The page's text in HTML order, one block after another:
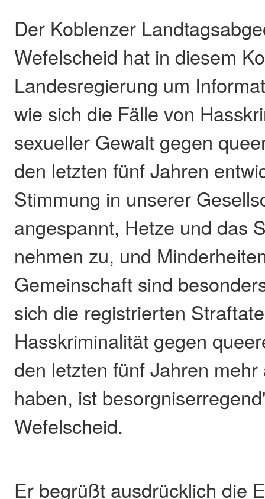
Der Koblenzer
Wefelscheid hat in diesem
Landesregierung um
wie sich die Fälle von
sexueller Gewalt gegen
den letzten fünf Jahren
Stimmung in unserer
angespannt, Hetze und das
nehmen zu, und
Gemeinschaft sind
sich die registrierten
Hasskriminalität gegen
den letzten fünf Jahren
haben, ist
Wefelscheid.
Er begrüßt ausdrücklich die